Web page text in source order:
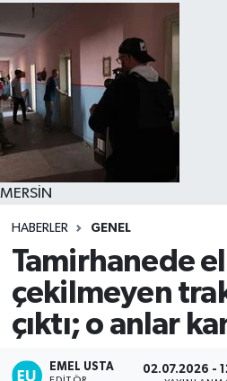
MERSİN
HABERLER GENEL
Tamirhanede
çekilmeyen
çıktı; o anlar
EMEL USTA 02.07.2026 -